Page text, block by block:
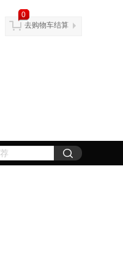
0
去购物车结算